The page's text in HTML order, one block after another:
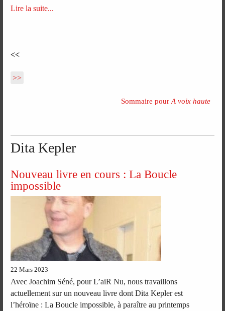
Lire la suite...
<<
>>
Sommaire pour A voix haute
Dita Kepler
Nouveau livre en cours : La Boucle
impossible
22 Mars 2023
Avec Joachim Séné, pour L’aiR Nu, nous travaillons
actuellement sur un nouveau livre dont Dita Kepler est
l’héroïne : La Boucle impossible, à paraître au printemps